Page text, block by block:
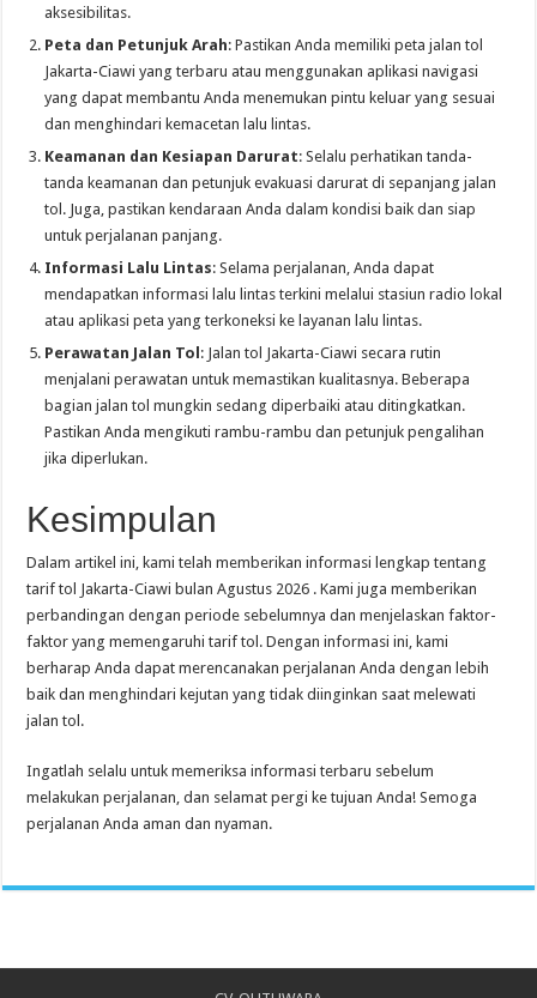
aksesibilitas.
Peta dan Petunjuk Arah: Pastikan Anda memiliki peta jalan tol
Jakarta-Ciawi yang terbaru atau menggunakan aplikasi navigasi
yang dapat membantu Anda menemukan pintu keluar yang sesuai
dan menghindari kemacetan lalu lintas.
Keamanan dan Kesiapan Darurat: Selalu perhatikan tanda-
tanda keamanan dan petunjuk evakuasi darurat di sepanjang jalan
tol. Juga, pastikan kendaraan Anda dalam kondisi baik dan siap
untuk perjalanan panjang.
Informasi Lalu Lintas: Selama perjalanan, Anda dapat
mendapatkan informasi lalu lintas terkini melalui stasiun radio lokal
atau aplikasi peta yang terkoneksi ke layanan lalu lintas.
Perawatan Jalan Tol : Jalan tol Jakarta-Ciawi secara rutin
menjalani perawatan untuk memastikan kualitasnya. Beberapa
bagian jalan tol mungkin sedang diperbaiki atau ditingkatkan.
Pastikan Anda mengikuti rambu-rambu dan petunjuk pengalihan
jika diperlukan.
Kesimpulan
Dalam artikel ini, kami telah memberikan informasi lengkap tentang
tarif tol Jakarta-Ciawi bulan Agustus 2026 . Kami juga memberikan
perbandingan dengan periode sebelumnya dan menjelaskan faktor-
faktor yang memengaruhi tarif tol. Dengan informasi ini, kami
berharap Anda dapat merencanakan perjalanan Anda dengan lebih
baik dan menghindari kejutan yang tidak diinginkan saat melewati
jalan tol.
Ingatlah selalu untuk memeriksa informasi terbaru sebelum
melakukan perjalanan, dan selamat pergi ke tujuan Anda! Semoga
perjalanan Anda aman dan nyaman.